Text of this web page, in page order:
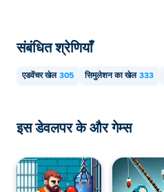
संबंधित श्रेणियाँ
एडवेंचर खेल 305 सिमुलेशन का खेल 333
इस डेवलपर के और गेम्स